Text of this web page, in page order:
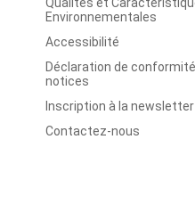
Environnementales
Accessibilité
Déclaration de
notices
Inscription à la newsletter
Contactez-nous